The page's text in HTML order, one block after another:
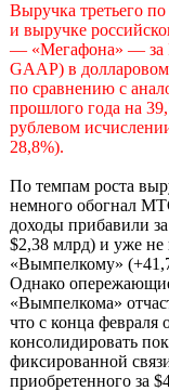
Выручка третьего
и выручке
— «Мегафона» — за I
GAAP) в
по сравнению с
прошлого года на
рублевом
28,8%).
По темпам роста
немного обогнал
доходы прибавили
$2,38 млрд) и уже не
«Вымпелкому»
Однако
«Вымпелкома»
что с конца февраля
консолидировать
фиксированной
приобретенного за